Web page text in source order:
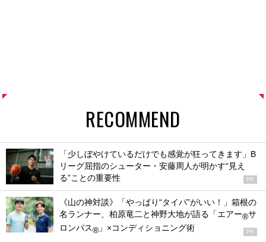
RECOMMEND
「少しぼやけているだけでも感覚が狂ってきます」B
リーグ屈指のシューター・安藤周人が明かす“見え
る”ことの重要性
PR
《山の神対談》「やっぱり“タイパ”がいい！」箱根の
名ランナー、柏原竜二と神野大地が語る「エアー®サ
ロンパス® 」×コンディショニング術 PR